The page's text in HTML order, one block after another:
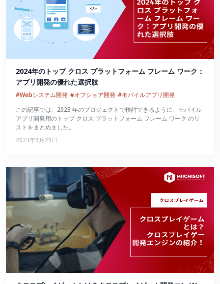
2024年のトップ クロス プラットフォーム フレーム ワーク：
アプリ開発の優れた選択肢
#Webシステム開発 #オフショア開発 #モバイルアプリ開発
この記事では、2023 年のプロジェクトで検討できるように、モバイル
アプリ開発用のトップ クロス プラットフォーム フレーム ワーク のリ
ストをまとめました。
2023年9月29日